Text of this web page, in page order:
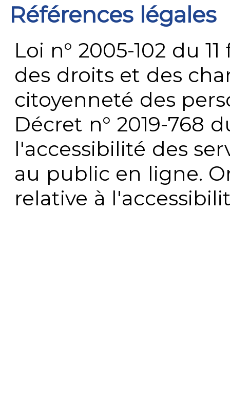
Références légales
Loi n° 2005-102 du
des droits et des
citoyenneté des
Décret n° 2019-768
l'accessibilité des
au public en ligne.
relative à